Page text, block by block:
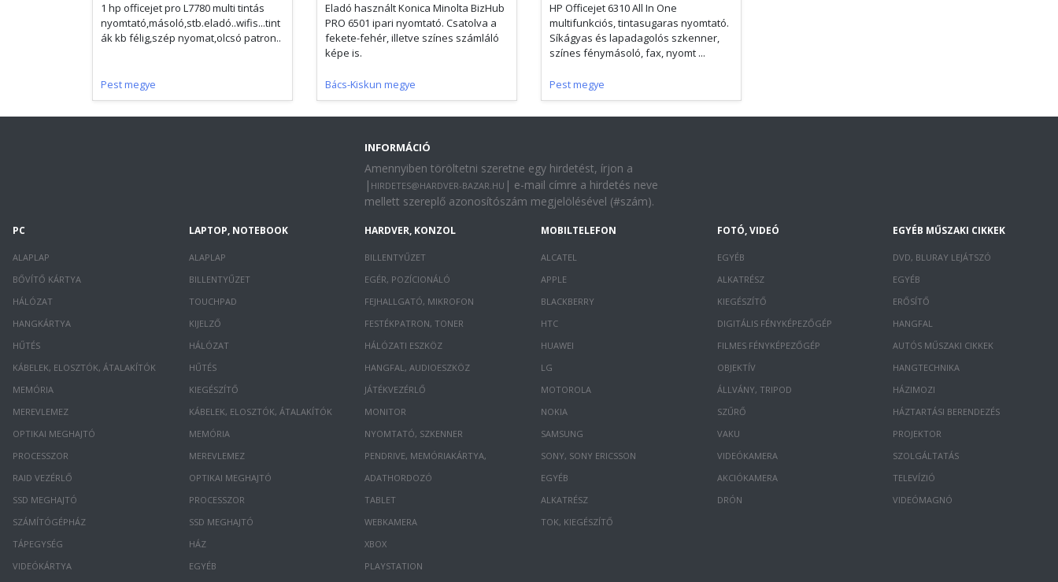
1 hp officejet pro L7780 multi tintás
nyomtató,másoló,stb.eladó..wifis...tint
ák kb félig,szép nyomat,olcsó patron..
Pest megye
Eladó használt Konica Minolta BizHub
PRO 6501 ipari nyomtató. Csatolva a
fekete-fehér, illetve színes számláló
képe is.
Bács-Kiskun megye
HP Officejet 6310 All In One
multifunkciós, tintasugaras nyomtató.
Síkágyas és lapadagolós szkenner,
színes fénymásoló, fax, nyomt ...
Pest megye
INFORMÁCIÓ
Amennyiben töröltetni szeretne egy hirdetést, írjon a
| HIRDETES@HARDVER-BAZAR.HU | e-mail címre a hirdetés neve
mellett szereplő azonosítószám megjelölésével (#szám).
PC
ALAPLAP
BŐVÍTŐ KÁRTYA
HÁLÓZAT
HANGKÁRTYA
HŰTÉS
KÁBELEK, ELOSZTÓK, ÁTALAKÍTÓK
MEMÓRIA
MEREVLEMEZ
OPTIKAI MEGHAJTÓ
PROCESSZOR
RAID VEZÉRLŐ
SSD MEGHAJTÓ
SZÁMÍTÓGÉPHÁZ
TÁPEGYSÉG
VIDEÓKÁRTYA
LAPTOP, NOTEBOOK
ALAPLAP
BILLENTYŰZET
TOUCHPAD
KIJELZŐ
HÁLÓZAT
HŰTÉS
KIEGÉSZÍTŐ
KÁBELEK, ELOSZTÓK, ÁTALAKÍTÓK
MEMÓRIA
MEREVLEMEZ
OPTIKAI MEGHAJTÓ
PROCESSZOR
SSD MEGHAJTÓ
HÁZ
EGYÉB
HARDVER, KONZOL
BILLENTYŰZET
EGÉR, POZÍCIONÁLÓ
FEJHALLGATÓ, MIKROFON
FESTÉKPATRON, TONER
HÁLÓZATI ESZKÖZ
HANGFAL, AUDIOESZKÖZ
JÁTÉKVEZÉRLŐ
MONITOR
NYOMTATÓ, SZKENNER
PENDRIVE, MEMÓRIAKÁRTYA,
ADATHORDOZÓ
TABLET
WEBKAMERA
XBOX
PLAYSTATION
MOBILTELEFON
ALCATEL
APPLE
BLACKBERRY
HTC
HUAWEI
LG
MOTOROLA
NOKIA
SAMSUNG
SONY, SONY ERICSSON
EGYÉB
ALKATRÉSZ
TOK, KIEGÉSZÍTŐ
FOTÓ, VIDEÓ
EGYÉB
ALKATRÉSZ
KIEGÉSZÍTŐ
DIGITÁLIS FÉNYKÉPEZŐGÉP
FILMES FÉNYKÉPEZŐGÉP
OBJEKTÍV
ÁLLVÁNY, TRIPOD
SZŰRŐ
VAKU
VIDEÓKAMERA
AKCIÓKAMERA
DRÓN
EGYÉB MŰSZAKI CIKKEK
DVD, BLURAY LEJÁTSZÓ
EGYÉB
ERŐSÍTŐ
HANGFAL
AUTÓS MŰSZAKI CIKKEK
HANGTECHNIKA
HÁZIMOZI
HÁZTARTÁSI BERENDEZÉS
PROJEKTOR
SZOLGÁLTATÁS
TELEVÍZIÓ
VIDEÓMAGNÓ